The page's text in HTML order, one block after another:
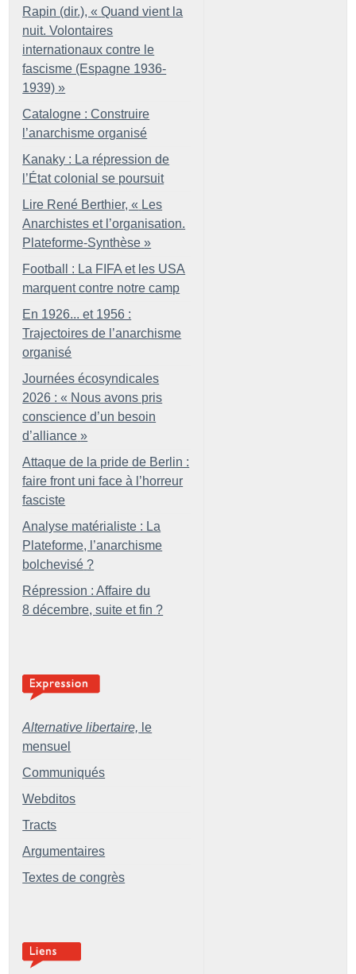
Rapin (dir.), « Quand vient la
nuit. Volontaires
internationaux contre le
fascisme (Espagne 1936-
1939) »
Catalogne : Construire
l’anarchisme organisé
Kanaky : La répression de
l’État colonial se poursuit
Lire René Berthier, « Les
Anarchistes et l’organisation.
Plateforme-Synthèse »
Football : La FIFA et les USA
marquent contre notre camp
En 1926... et 1956 :
Trajectoires de l’anarchisme
organisé
Journées écosyndicales
2026 : « Nous avons pris
conscience d’un besoin
d’alliance »
Attaque de la pride de Berlin :
faire front uni face à l’horreur
fasciste
Analyse matérialiste : La
Plateforme, l’anarchisme
bolchevisé ?
Répression : Affaire du
8 décembre, suite et fin ?
Alternative libertaire, le
mensuel
Communiqués
Webditos
Tracts
Argumentaires
Textes de congrès